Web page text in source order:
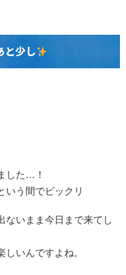
と少し
した…！
いう間でビックリ
ないまま今日まで来てし
いんですよね。